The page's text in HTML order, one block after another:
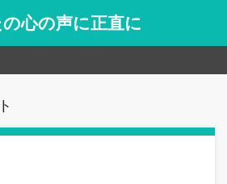
心の声に正直に